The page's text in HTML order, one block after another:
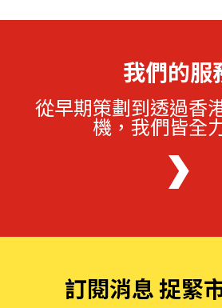
我們的服
從早期策劃到透過香
機，我們皆全
訂閱消息 捉緊